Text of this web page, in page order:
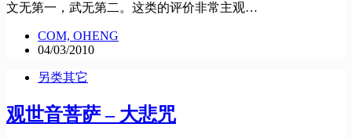
文无第一，武无第二。这类的评价非常主观…
COM, OHENG
04/03/2010
另类其它
观世音菩萨 – 大悲咒